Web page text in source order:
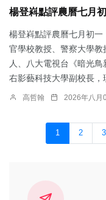
楊登嵙點評農曆七月
楊登嵙點評農曆七月初
官學校教授、警察大學
人、八大電視台《暗光
右影藝科技大學副校長，
高哲翰 2026年八月
1 2 3